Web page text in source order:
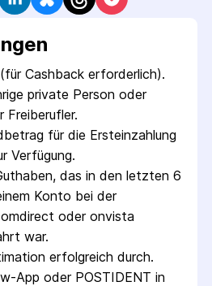
Cashback erforderlich).
private Person oder
Freiberufler.
für die Ersteinzahlung
Verfügung.
das in den letzten 6
Konto bei der
oder onvista
war.
erfolgreich durch.
App oder POSTIDENT in